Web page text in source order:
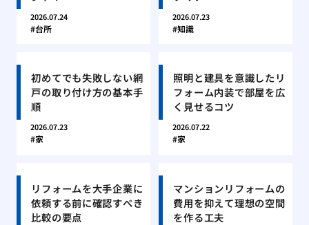
2026.07.24
台所
2026.07.23
知識
初めてでも失敗しない網
戸の取り付け方の基本手
順
2026.07.23
家
照明と建具を意識したリ
フォーム内装で部屋を広
く見せるコツ
2026.07.22
家
リフォームを大手企業に
依頼する前に確認すべき
比較の要点
マンションリフォームの
費用を抑えて理想の空間
を作る工夫